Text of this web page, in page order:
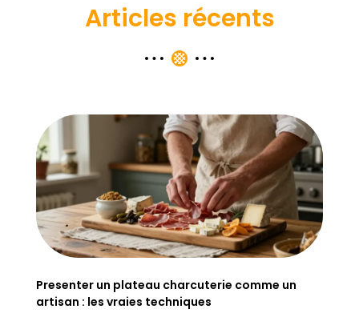
Articles récents
Presenter un plateau charcuterie comme un
artisan : les vraies techniques